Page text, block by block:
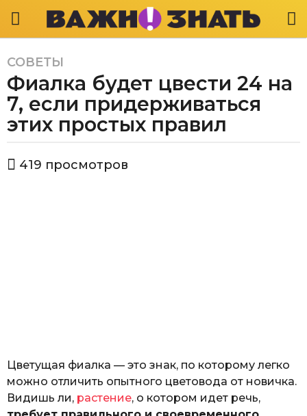
3
г
о
д
а
g
СОВЕТЫ
Фиалка будет цвести 24 на
7, если придерживаться
этих простых правил
в
419 просмотров
Цветущая фиалка — это знак, по которому легко
можно отличить опытного цветовода от новичка.
Видишь ли, растение, о котором идет речь,